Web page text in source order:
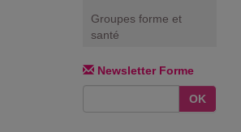
Groupes forme et
santé
Newsletter Forme
OK